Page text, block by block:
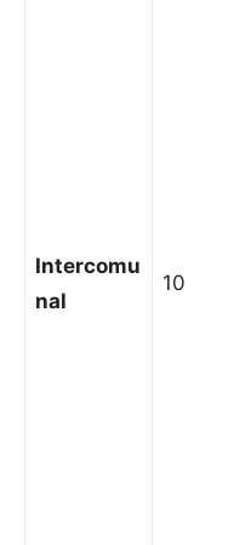
Intercomu
nal
10